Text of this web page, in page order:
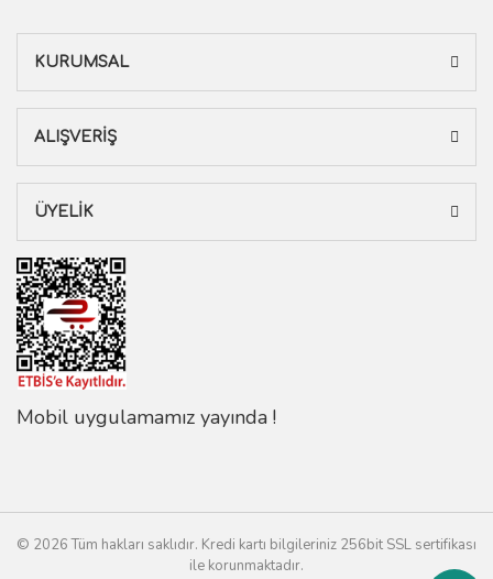
KURUMSAL
ALIŞVERİŞ
ÜYELİK
Mobil uygulamamız yayında !
© 2026 Tüm hakları saklıdır. Kredi kartı bilgileriniz 256bit SSL sertifikası
ile korunmaktadır.